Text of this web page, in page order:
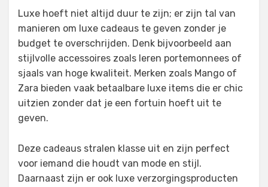
Luxe hoeft niet altijd duur te zijn; er zijn tal van
manieren om luxe cadeaus te geven zonder je
budget te overschrijden. Denk bijvoorbeeld aan
stijlvolle accessoires zoals leren portemonnees of
sjaals van hoge kwaliteit. Merken zoals Mango of
Zara bieden vaak betaalbare luxe items die er chic
uitzien zonder dat je een fortuin hoeft uit te
geven.
Deze cadeaus stralen klasse uit en zijn perfect
voor iemand die houdt van mode en stijl.
Daarnaast zijn er ook luxe verzorgingsproducten